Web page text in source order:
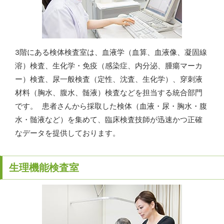
3階にある検体検査室は、血液学（血算、血液像、凝固線
溶）検査、生化学・免疫（感染症、内分泌、腫瘍マーカ
ー）検査、尿一般検査（定性、沈査、生化学）、穿刺液
材料（胸水、腹水、髄液）検査などを担当する統合部門
です。 患者さんから採取した検体（血液・尿・胸水・腹
水・髄液など）を集めて、臨床検査技師が迅速かつ正確
なデータを提供しております。
生理機能検査室